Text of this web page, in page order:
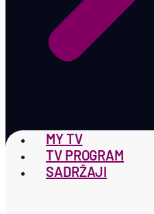
MY TV
TV PROGRAM
SADRŽAJI